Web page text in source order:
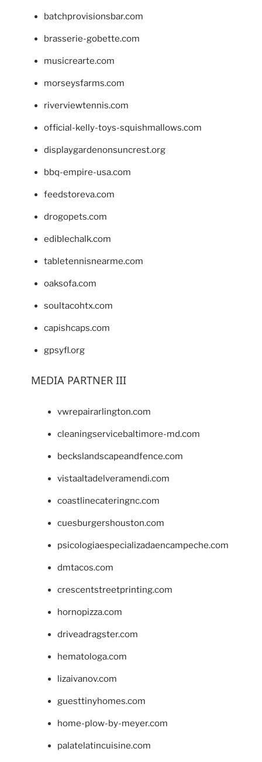
batchprovisionsbar.com
brasserie-gobette.com
musicrearte.com
morseysfarms.com
riverviewtennis.com
official-kelly-toys-squishmallows.com
displaygardenonsuncrest.org
bbq-empire-usa.com
feedstoreva.com
drogopets.com
ediblechalk.com
tabletennisnearme.com
oaksofa.com
soultacohtx.com
capishcaps.com
gpsyfl.org
MEDIA PARTNER III
vwrepairarlington.com
cleaningservicebaltimore-md.com
beckslandscapeandfence.com
vistaaltadelveramendi.com
coastlinecateringnc.com
cuesburgershouston.com
psicologiaespecializadaencampeche.com
dmtacos.com
crescentstreetprinting.com
hornopizza.com
driveadragster.com
hematologa.com
lizaivanov.com
guesttinyhomes.com
home-plow-by-meyer.com
palatelatincuisine.com